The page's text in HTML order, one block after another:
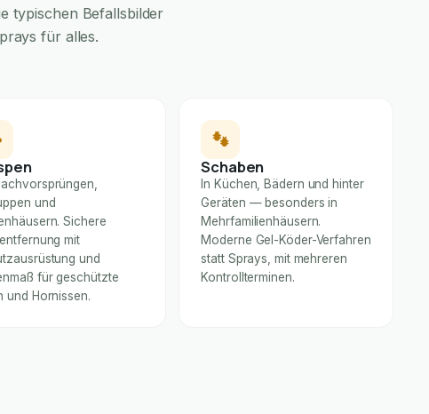
typischen Befallsbilder
für alles.
und
Sichere
mit
und
für geschützte
und Hornissen.
Schaben
In Küchen, Bädern und hinter
Geräten — besonders in
Mehrfamilienhäusern.
Moderne Gel-Köder-Verfahren
statt Sprays, mit mehreren
Kontrollterminen.